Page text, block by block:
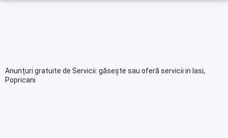
Anunțuri gratuite de Servicii: găsește sau oferă servicii in Iasi,
Popricani